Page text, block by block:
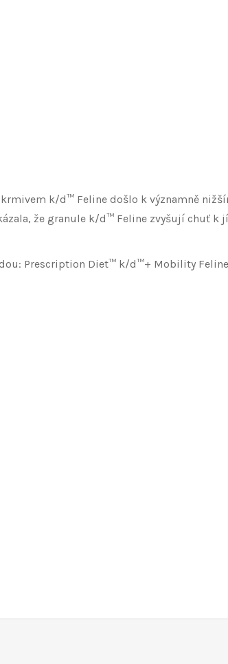
k/d™ Feline došlo k významně
že granule k/d™ Feline zvyšují chuť
Prescription Diet™ k/d™+ Mobility Feline